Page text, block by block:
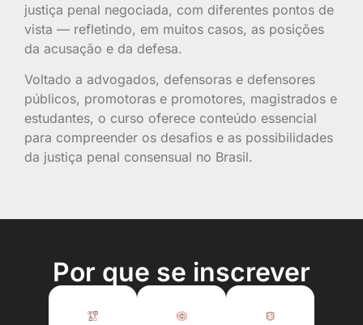
justiça penal negociada, com diferentes pontos de
vista — refletindo, em muitos casos, as posições
da acusação e da defesa.
Voltado a advogados, defensoras e defensores
públicos, promotoras e promotores, magistrados e
estudantes, o curso oferece conteúdo essencial
para compreender os desafios e as possibilidades
da justiça penal consensual no Brasil.
Por que se inscrever